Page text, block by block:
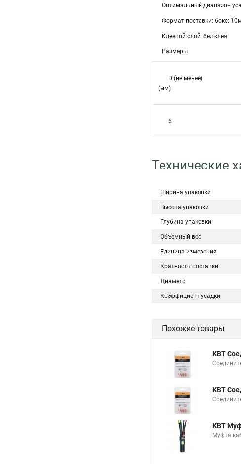
Оптимальный диапазон
Формат поставки: бокс: 10м
Клеевой слой: без клея
Размеры
D (не менее)
(мм)
6
Технические
Ширина упаковки
Высота упаковки
Глубина упаковки
Объемный вес
Единица измерения
Кратность поставки
Диаметр
Коэффициент усадки
Похожие товары
КВТ
КВТ
КВТ
Муфта